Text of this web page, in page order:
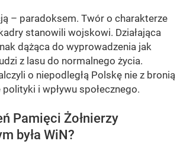
– paradoksem. Twór o charakterze
stanowili wojskowi. Działająca
dążąca do wyprowadzenia jak
z lasu do normalnego życia.
o niepodległą Polskę nie z bronią
i wpływu społecznego.
Pamięci Żołnierzy
była WiN?